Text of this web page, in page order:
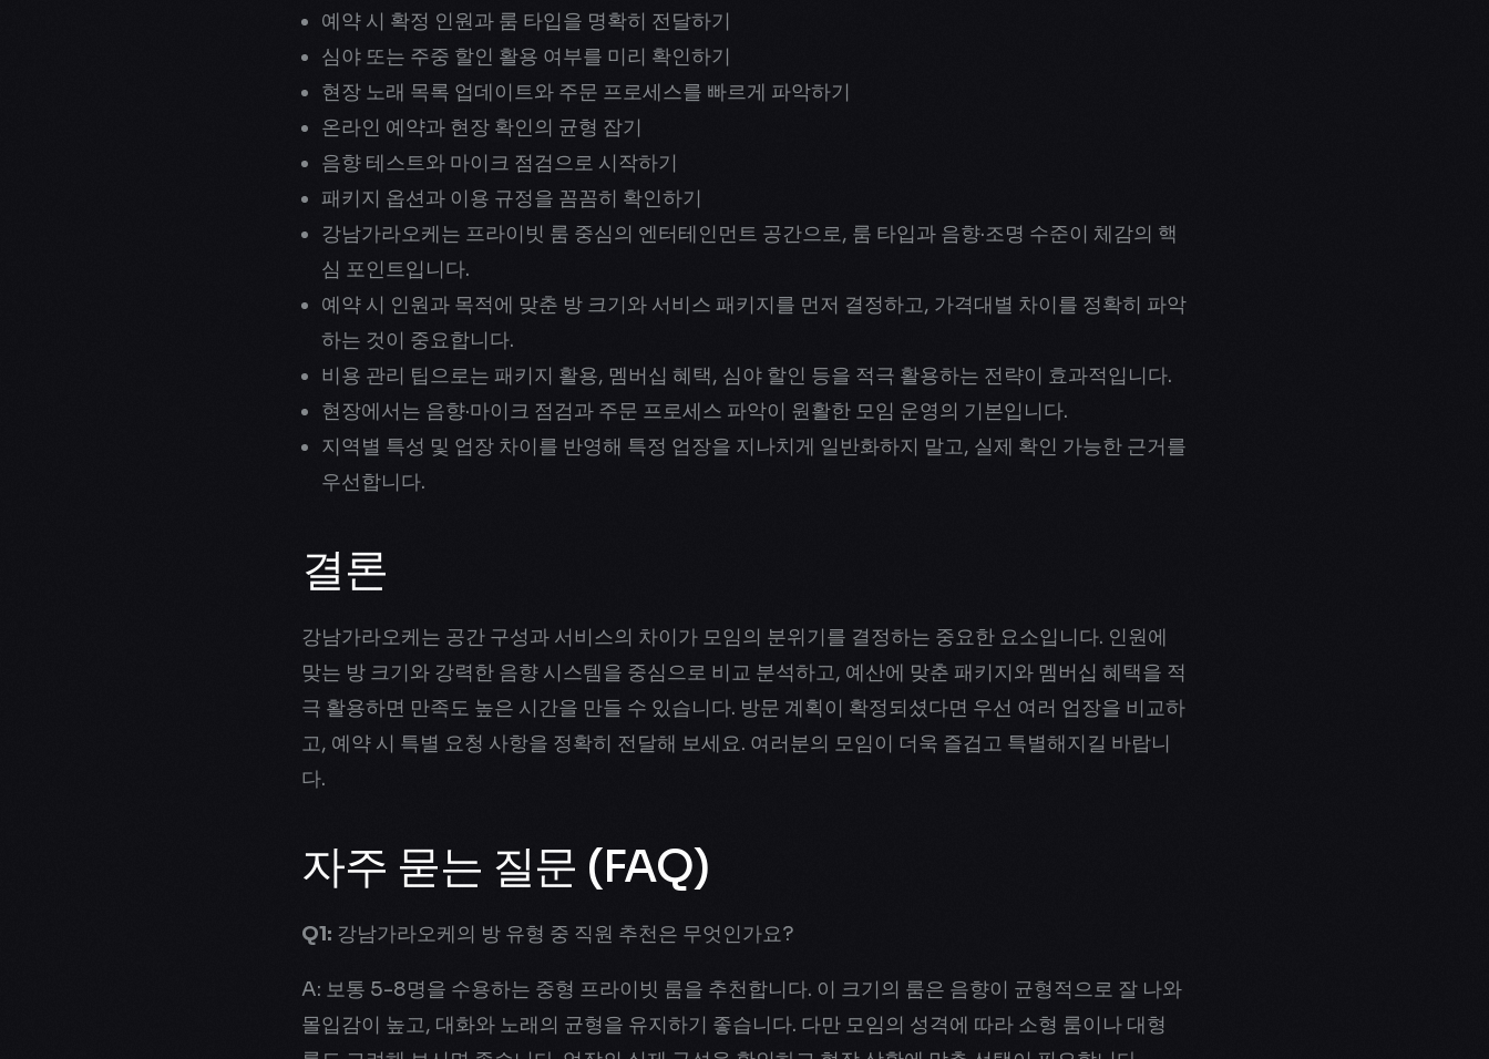
예약 시 확정 인원과 룸 타입을 명확히 전달하기
심야 또는 주중 할인 활용 여부를 미리 확인하기
현장 노래 목록 업데이트와 주문 프로세스를 빠르게 파악하기
온라인 예약과 현장 확인의 균형 잡기
음향 테스트와 마이크 점검으로 시작하기
패키지 옵션과 이용 규정을 꼼꼼히 확인하기
강남가라오케는 프라이빗 룸 중심의 엔터테인먼트 공간으로, 룸 타입과 음향·조명 수준이 체감의 핵
심 포인트입니다.
예약 시 인원과 목적에 맞춘 방 크기와 서비스 패키지를 먼저 결정하고, 가격대별 차이를 정확히 파악
하는 것이 중요합니다.
비용 관리 팁으로는 패키지 활용, 멤버십 혜택, 심야 할인 등을 적극 활용하는 전략이 효과적입니다.
현장에서는 음향·마이크 점검과 주문 프로세스 파악이 원활한 모임 운영의 기본입니다.
지역별 특성 및 업장 차이를 반영해 특정 업장을 지나치게 일반화하지 말고, 실제 확인 가능한 근거를
우선합니다.
결론
강남가라오케는 공간 구성과 서비스의 차이가 모임의 분위기를 결정하는 중요한 요소입니다. 인원에
맞는 방 크기와 강력한 음향 시스템을 중심으로 비교 분석하고, 예산에 맞춘 패키지와 멤버십 혜택을 적
극 활용하면 만족도 높은 시간을 만들 수 있습니다. 방문 계획이 확정되셨다면 우선 여러 업장을 비교하
고, 예약 시 특별 요청 사항을 정확히 전달해 보세요. 여러분의 모임이 더욱 즐겁고 특별해지길 바랍니
다.
자주 묻는 질문 (FAQ)
Q1: 강남가라오케의 방 유형 중 직원 추천은 무엇인가요?
A: 보통 5-8명을 수용하는 중형 프라이빗 룸을 추천합니다. 이 크기의 룸은 음향이 균형적으로 잘 나와
몰입감이 높고, 대화와 노래의 균형을 유지하기 좋습니다. 다만 모임의 성격에 따라 소형 룸이나 대형